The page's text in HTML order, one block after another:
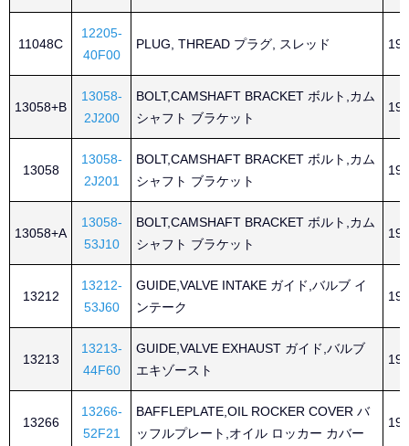
11048C
12205-
40F00
PLUG, THREAD プラグ, スレッド
13058+B
13058-
2J200
BOLT,CAMSHAFT BRACKET ボルト,カム
シャフト ブラケット
13058
13058-
2J201
BOLT,CAMSHAFT BRACKET ボルト,カム
シャフト ブラケット
13058+A
13058-
53J10
BOLT,CAMSHAFT BRACKET ボルト,カム
シャフト ブラケット
13212
13212-
53J60
GUIDE,VALVE INTAKE ガイド,バルブ イ
ンテーク
13213
13213-
44F60
GUIDE,VALVE EXHAUST ガイド,バルブ
エキゾースト
13266
13266-
52F21
BAFFLEPLATE,OIL ROCKER COVER バ
ッフルプレート,オイル ロッカー カバー